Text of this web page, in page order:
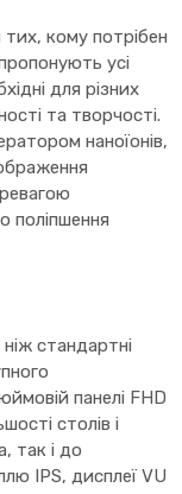
тих, кому потрібен
усі
для різних
та творчості.
наноїонів,
поліпшення
стандартні
панелі FHD
столів і
так і до
IPS, дисплеї VU